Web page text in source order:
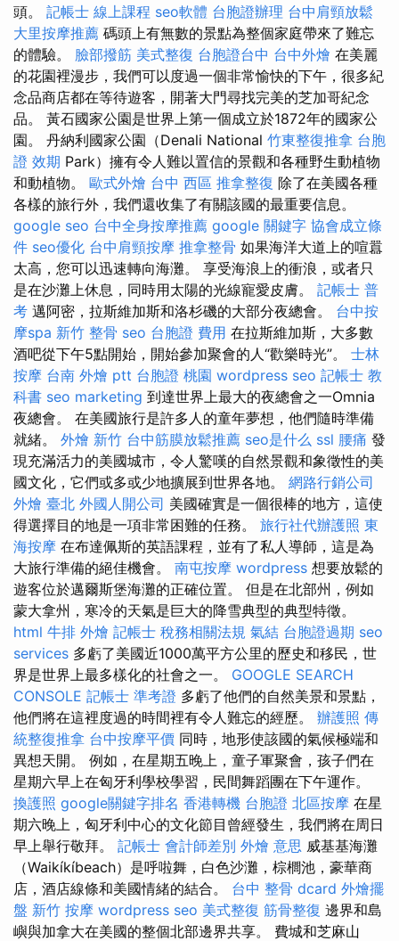
頭。 記帳士 線上課程 seo軟體 台胞證辦理 台中肩頸放鬆
大里按摩推薦 碼頭上有無數的景點為整個家庭帶來了難忘
的體驗。 臉部撥筋 美式整復 台胞證台中 台中外燴 在美麗
的花園裡漫步，我們可以度過一個非常愉快的下午，很多紀
念品商店都在等待遊客，開著大門尋找完美的芝加哥紀念
品。 黃石國家公園是世界上第一個成立於1872年的國家公
園。 丹納利國家公園（Denali National 竹東整復推拿 台胞
證 效期 Park）擁有令人難以置信的景觀和各種野生動植物
和動植物。 歐式外燴 台中 西區 推拿整復 除了在美國各種
各樣的旅行外，我們還收集了有關該國的最重要信息。
google seo 台中全身按摩推薦 google 關鍵字 協會成立條
件 seo優化 台中肩頸按摩 推拿整骨 如果海洋大道上的喧囂
太高，您可以迅速轉向海灘。 享受海浪上的衝浪，或者只
是在沙灘上休息，同時用太陽的光線寵愛皮膚。 記帳士 普
考 邁阿密，拉斯維加斯和洛杉磯的大部分夜總會。 台中按
摩spa 新竹 整骨 seo 台胞證 費用 在拉斯維加斯，大多數
酒吧從下午5點開始，開始參加聚會的人“歡樂時光”。 士林
按摩 台南 外燴 ptt 台胞證 桃園 wordpress seo 記帳士 教
科書 seo marketing 到達世界上最大的夜總會之一Omnia
夜總會。 在美國旅行是許多人的童年夢想，他們隨時準備
就緒。 外燴 新竹 台中筋膜放鬆推薦 seo是什么 ssl 腰痛 發
現充滿活力的美國城市，令人驚嘆的自然景觀和象徵性的美
國文化，它們或多或少地擴展到世界各地。 網路行銷公司
外燴 臺北 外國人開公司 美國確實是一個很棒的地方，這使
得選擇目的地是一項非常困難的任務。 旅行社代辦護照 東
海按摩 在布達佩斯的英語課程，並有了私人導師，這是為
大旅行準備的絕佳機會。 南屯按摩 wordpress 想要放鬆的
遊客位於邁爾斯堡海灘的正確位置。 但是在北部州，例如
蒙大拿州，寒冷的天氣是巨大的降雪典型的典型特徵。
html 牛排 外燴 記帳士 稅務相關法規 氣結 台胞證過期 seo
services 多虧了美國近1000萬平方公里的歷史和移民，世
界是世界上最多樣化的社會之一。 GOOGLE SEARCH
CONSOLE 記帳士 準考證 多虧了他們的自然美景和景點，
他們將在這裡度過的時間裡有令人難忘的經歷。 辦護照 傳
統整復推拿 台中按摩平價 同時，地形使該國的氣候極端和
異想天開。 例如，在星期五晚上，童子軍聚會，孩子們在
星期六早上在匈牙利學校學習，民間舞蹈團在下午運作。
換護照 google關鍵字排名 香港轉機 台胞證 北區按摩 在星
期六晚上，匈牙利中心的文化節目曾經發生，我們將在周日
早上舉行敬拜。 記帳士 會計師差別 外燴 意思 威基基海灘
（Waikíkíbeach）是呼啦舞，白色沙灘，棕櫚池，豪華商
店，酒店線條和美國情緒的結合。 台中 整骨 dcard 外燴擺
盤 新竹 按摩 wordpress seo 美式整復 筋骨整復 邊界和島
嶼與加拿大在美國的整個北部邊界共享。 費城和芝麻山